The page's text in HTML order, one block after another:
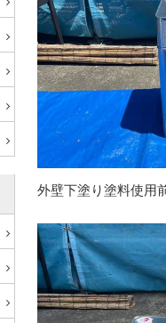
外壁下塗り塗料使用